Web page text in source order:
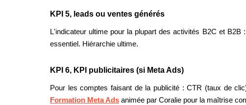
KPI 5, leads ou ventes générés
L'indicateur ultime pour la plupart des activités B2C et
essentiel. Hiérarchie ultime.
KPI 6, KPI publicitaires (si Meta Ads)
Pour les comptes faisant de la publicité : CTR (taux de
Formation Meta Ads animée par Coralie pour la maîtrise